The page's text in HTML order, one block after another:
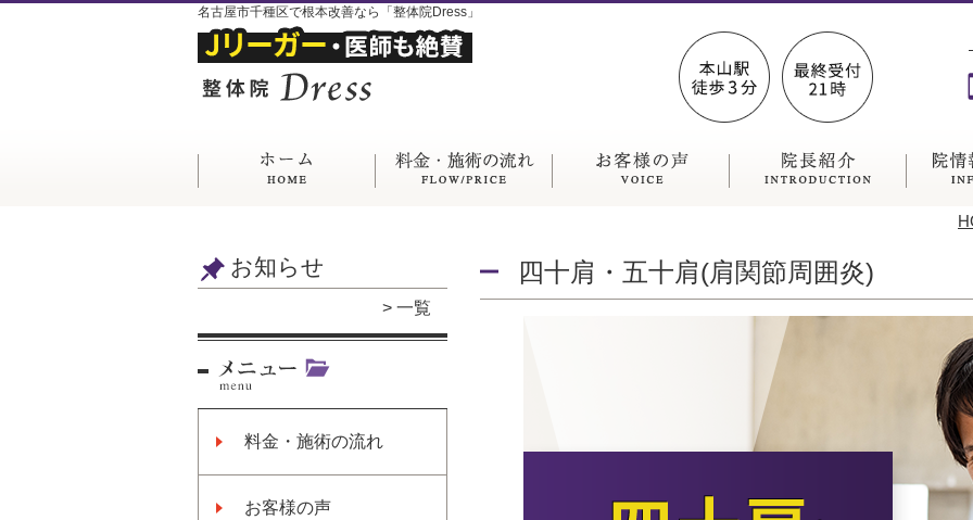
名古屋市千種区で根本改善なら「整体院Dress」
お知らせ
一覧
料金・施術の流れ
お客様の声
四十肩・五十肩(肩関節周囲炎)